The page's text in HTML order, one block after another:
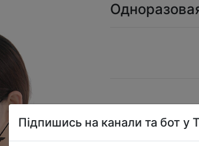
Підпишись на канали та бот у